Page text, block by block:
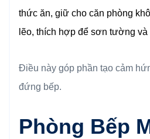
thức ăn, giữ cho căn phòng
lẽo, thích hợp để sơn tường và
Điều này góp phần tạo cảm
đứng bếp.
Phòng Bếp